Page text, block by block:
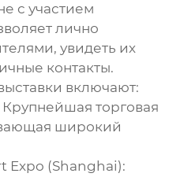
с участием
лично
увидеть их
контакты.
включают:
торговая
широкий
Expo (Shanghai):